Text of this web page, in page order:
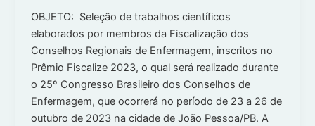
OBJETO: Seleção de trabalhos científicos
elaborados por membros da Fiscalização dos
Conselhos Regionais de Enfermagem, inscritos no
Prêmio Fiscalize 2023, o qual será realizado durante
o 25º Congresso Brasileiro dos Conselhos de
Enfermagem, que ocorrerá no período de 23 a 26 de
outubro de 2023 na cidade de João Pessoa/PB. A